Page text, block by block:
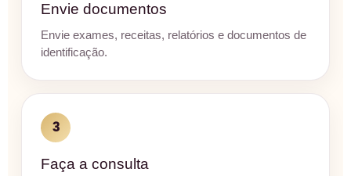
Envie documentos
Envie exames, receitas, relatórios e documentos de
identificação.
3
Faça a consulta